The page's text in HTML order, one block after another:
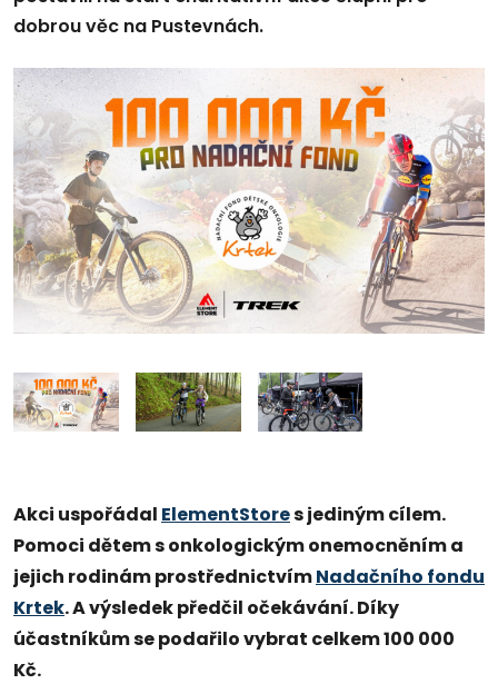
dobrou věc na Pustevnách.
Akci uspořádal ElementStores jediným cílem.
Pomoci dětem s onkologickým onemocněním a
jejich rodinám prostřednictvímNadačního fondu
Krtek. A výsledek předčil očekávání. Díky
účastníkům se podařilo vybrat celkem 100 000
Kč.